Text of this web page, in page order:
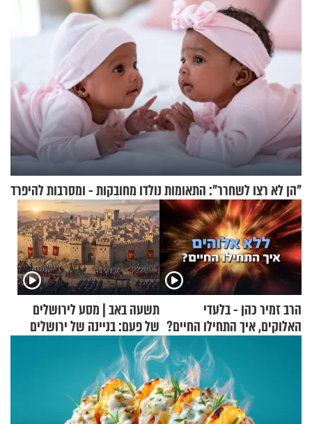
"הן לא רצו לשחרר": התאומות נולדו מחובקות - ומסרבות להיפרד
הרב זמיר כהן - בלעדי
האלוקים, איך התחילו החיים?
תשעה באב | מסע לירושלים
של פעם: בניינה של ירושלים